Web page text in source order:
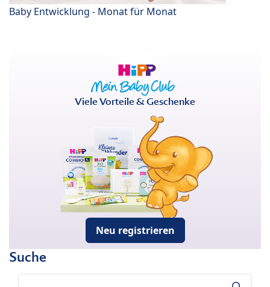
Baby Entwicklung - Monat für Monat
Viele Vorteile & Geschenke
Neu registrieren
Suche